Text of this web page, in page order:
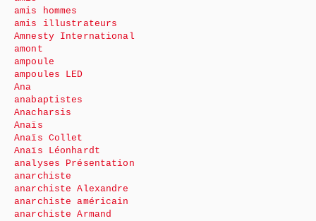
amis hommes
amis illustrateurs
Amnesty International
amont
ampoule
ampoules LED
Ana
anabaptistes
Anacharsis
Anaïs
Anaïs Collet
Anaïs Léonhardt
analyses Présentation
anarchiste
anarchiste Alexandre
anarchiste américain
anarchiste Armand